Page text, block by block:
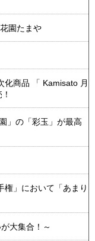
園たまや
化商品 「 Kamisato 月
」の「彩玉」が最高
権」において「あまり
大集合！～